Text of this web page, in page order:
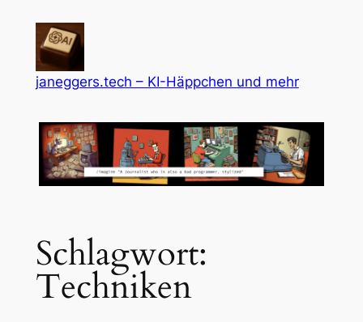
springen
janeggers.tech – KI-Häppchen und mehr
Schlagwort:
Techniken